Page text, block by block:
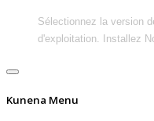
Sélectionnez la version
d'exploitation. Installez
Kunena Menu